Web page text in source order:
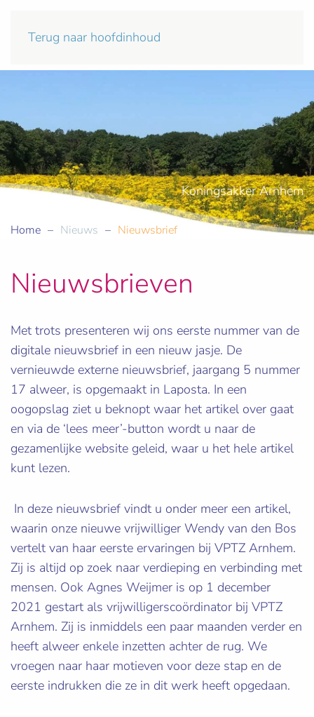
Terug naar hoofdinhoud
Koningsakker Arnhem
Home Nieuws Nieuwsbrief
Nieuwsbrieven
Met trots presenteren wij ons eerste nummer van de
digitale nieuwsbrief in een nieuw jasje. De
vernieuwde externe nieuwsbrief, jaargang 5 nummer
17 alweer, is opgemaakt in Laposta. In een
oogopslag ziet u beknopt waar het artikel over gaat
en via de ‘lees meer’-button wordt u naar de
gezamenlijke website geleid, waar u het hele artikel
kunt lezen.
In deze nieuwsbrief vindt u onder meer een artikel,
waarin onze nieuwe vrijwilliger Wendy van den Bos
vertelt van haar eerste ervaringen bij VPTZ Arnhem.
Zij is altijd op zoek naar verdieping en verbinding met
mensen. Ook Agnes Weijmer is op 1 december
2021 gestart als vrijwilligerscoördinator bij VPTZ
Arnhem. Zij is inmiddels een paar maanden verder en
heeft alweer enkele inzetten achter de rug. We
vroegen naar haar motieven voor deze stap en de
eerste indrukken die ze in dit werk heeft opgedaan.